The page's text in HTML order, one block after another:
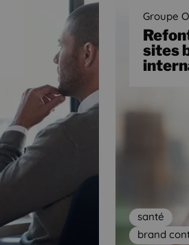
Groupe
sites
santé
brand